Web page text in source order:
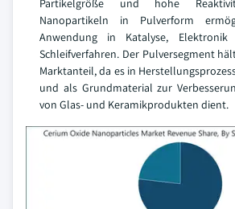
Partikelgröße und hohe
Nanopartikeln in Pulverform
Anwendung in Katalyse,
Schleifverfahren. Der Pulversegment
Marktanteil, da es in
und als Grundmaterial zur
von Glas- und Keramikprodukten dient.